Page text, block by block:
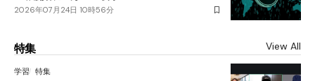
2026年07月24日 10時56分
特集 View All
学習 特集